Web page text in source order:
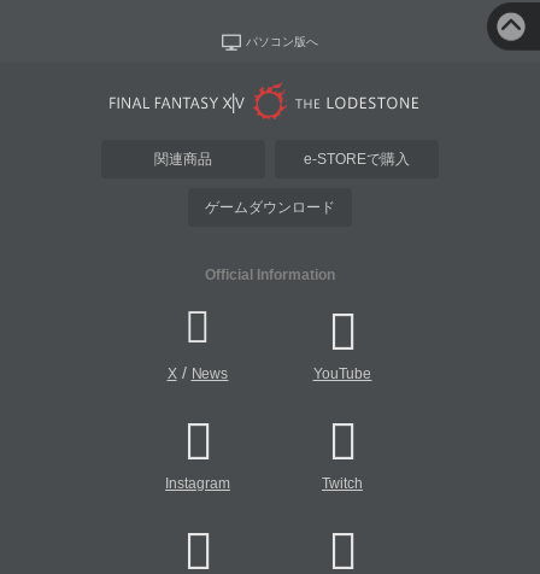
パソコン版へ
関連商品 e-STOREで購入
ゲームダウンロード
Official Information
X/ News YouTube
Instagram Twitch